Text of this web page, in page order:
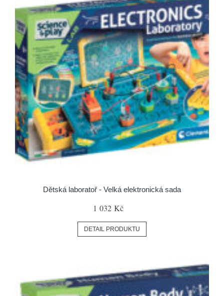
Dětská laboratoř - Velká elektronická sada
1 032 Kč
DETAIL PRODUKTU